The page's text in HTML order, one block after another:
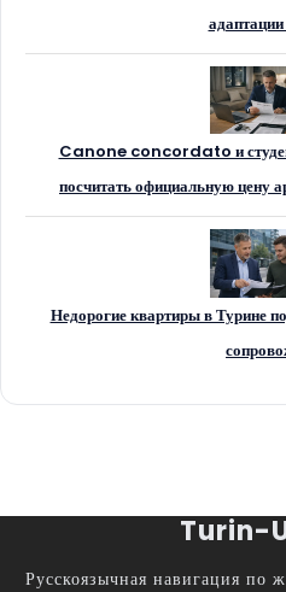
Canone concordato и
посчитать официальную цену
Недорогие квартиры в Турине
Turin-
Русскоязычная навигация по